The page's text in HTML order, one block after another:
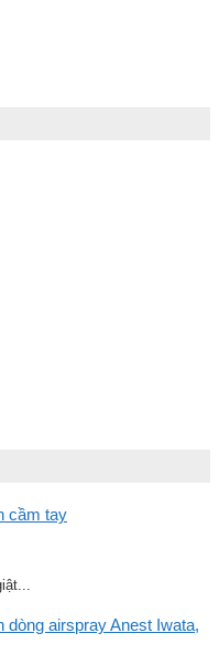
cầm tay
airspray Anest Iwata,